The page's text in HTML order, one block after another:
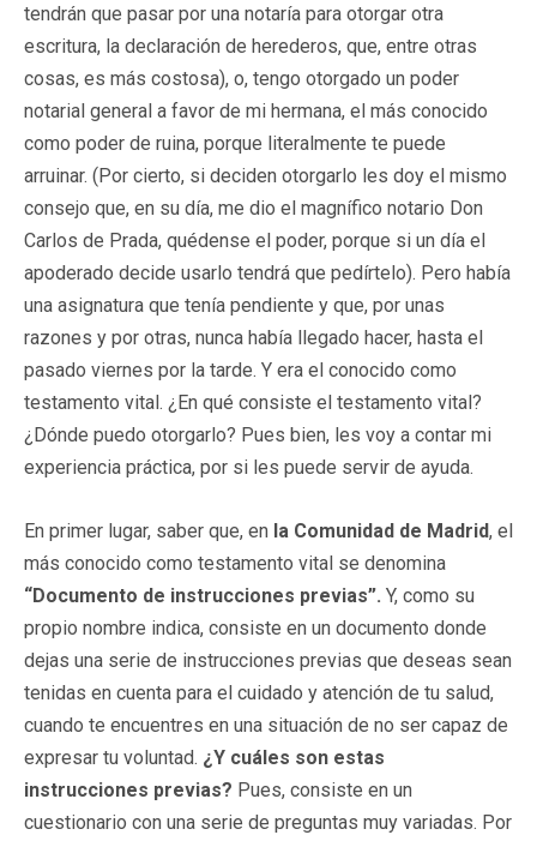
tendrán que pasar por una notaría para otorgar otra
escritura, la declaración de herederos, que, entre otras
cosas, es más costosa), o, tengo otorgado un poder
notarial general a favor de mi hermana, el más conocido
como poder de ruina, porque literalmente te puede
arruinar. (Por cierto, si deciden otorgarlo les doy el mismo
consejo que, en su día, me dio el magnífico notario Don
Carlos de Prada, quédense el poder, porque si un día el
apoderado decide usarlo tendrá que pedírtelo). Pero había
una asignatura que tenía pendiente y que, por unas
razones y por otras, nunca había llegado hacer, hasta el
pasado viernes por la tarde. Y era el conocido como
testamento vital. ¿En qué consiste el testamento vital?
¿Dónde puedo otorgarlo? Pues bien, les voy a contar mi
experiencia práctica, por si les puede servir de ayuda.
En primer lugar, saber que, en la Comunidad de Madrid, el
más conocido como testamento vital se denomina
“Documento de instrucciones previas”. Y, como su
propio nombre indica, consiste en un documento donde
dejas una serie de instrucciones previas que deseas sean
tenidas en cuenta para el cuidado y atención de tu salud,
cuando te encuentres en una situación de no ser capaz de
expresar tu voluntad. ¿Y cuáles son estas
instrucciones previas? Pues, consiste en un
cuestionario con una serie de preguntas muy variadas. Por